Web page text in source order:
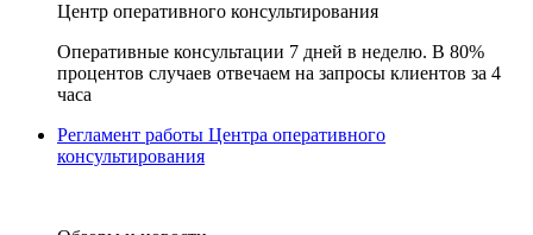
Центр оперативного консультирования
Оперативные консультации 7 дней в неделю. В 80%
процентов случаев отвечаем на запросы клиентов за 4
часа
Регламент работы Центра оперативного
консультирования